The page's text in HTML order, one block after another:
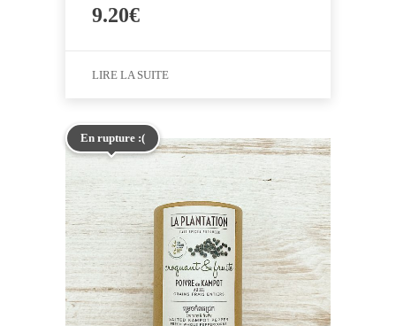
9.20€
LIRE LA SUITE
En rupture :(